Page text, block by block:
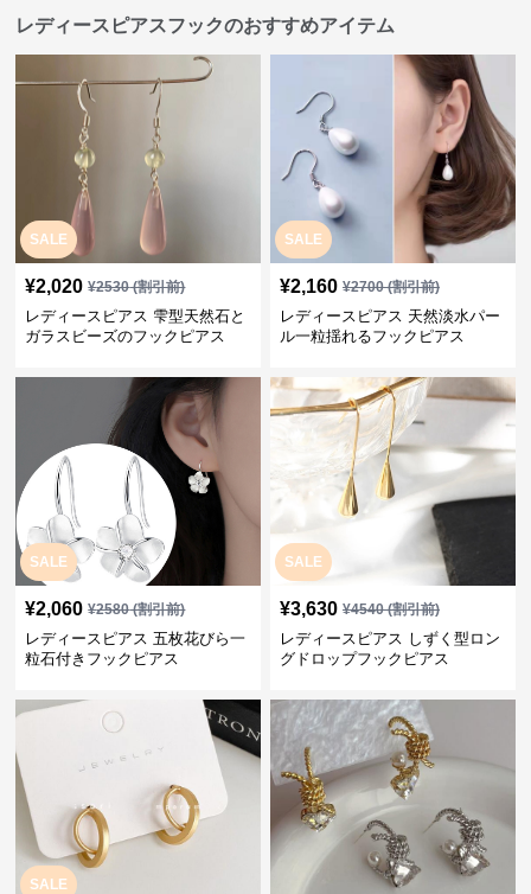
レディースピアスフックのおすすめアイテム
SALE
¥2,020 ¥2530(割引前)
レディースピアス 雫型天然石と
ガラスビーズのフックピアス
SALE
¥2,160 ¥2700(割引前)
レディースピアス 天然淡水パー
ル一粒揺れるフックピアス
SALE
¥2,060 ¥2580(割引前)
レディースピアス 五枚花びら一
粒石付きフックピアス
SALE
¥3,630 ¥4540(割引前)
レディースピアス しずく型ロン
グドロップフックピアス
SALE